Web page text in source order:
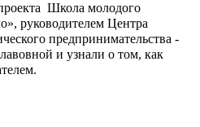
Школа молодого
руководителем Центра
предпринимательства -
и узнали о том, как